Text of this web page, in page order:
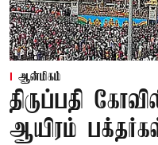
ஆன்மிகம்
திருப்பதி
ஆயிரம்